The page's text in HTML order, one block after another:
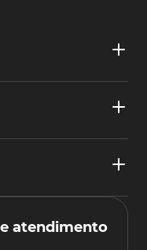
atendimento